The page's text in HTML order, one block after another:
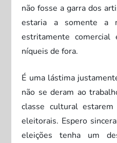
não fosse a garra dos
estaria a somente a
estritamente comercial
níqueis de fora.
É uma lástima
não se deram ao
classe cultural
eleitorais. Espero
eleições tenha um